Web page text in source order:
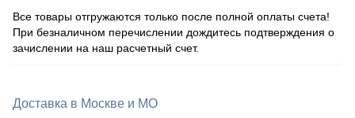
Все товары отгружаются только после полной оплаты счета!
При безналичном перечислении дождитесь подтверждения о
зачислении на наш расчетный счет.
Доставка в Москве и МО